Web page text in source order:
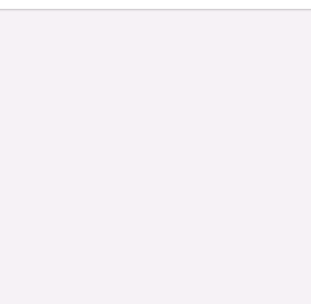
Balance Connector: XH